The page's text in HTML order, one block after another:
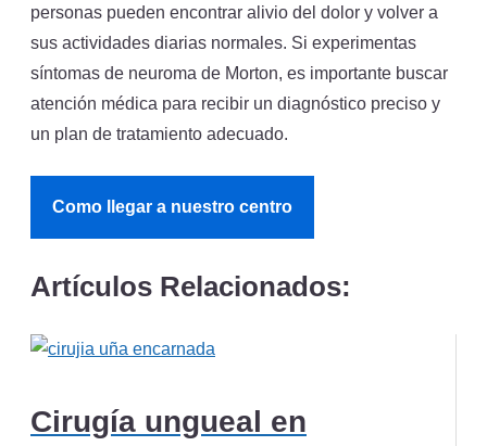
personas pueden encontrar alivio del dolor y volver a
sus actividades diarias normales. Si experimentas
síntomas de neuroma de Morton, es importante buscar
atención médica para recibir un diagnóstico preciso y
un plan de tratamiento adecuado.
Como llegar a nuestro centro
Artículos Relacionados:
Cirugía ungueal en